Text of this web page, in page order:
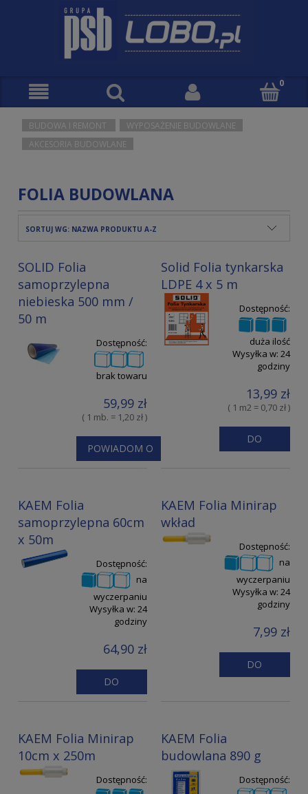
BUDOWA I REMONT
WYPOSAŻENIE BUDOWLANE
AKCESORIA BUDOWLANE
FOLIA BUDOWLANA
SORTUJ WG: NAZWA PRODUKTU A-Z
SOLID Folia
samoprzylepna
niebieska 500 mm /
50 m
Dostępność:
brak towaru
59,99 zł
( 1 mb. = 1,20 zł )
POWIADOM O
Solid Folia tynkarska
LDPE 4 x 5 m
Dostępność:
duża ilość
Wysyłka w: 24
godziny
13,99 zł
( 1 m2 = 0,70 zł )
DO
KAEM Folia
samoprzylepna 60cm
x 50m
Dostępność:
na
wyczerpaniu
Wysyłka w: 24
godziny
64,90 zł
DO
KAEM Folia Minirap
wkład
Dostępność:
na
wyczerpaniu
Wysyłka w: 24
godziny
7,99 zł
DO
KAEM Folia Minirap
10cm x 250m
Dostępność:
KAEM Folia
budowlana 890 g
Dostępność: